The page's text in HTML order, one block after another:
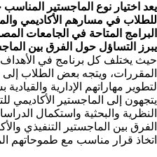
أبرز الجامعات المصرية التي تقدم
الأوراق المطلوبة للتقديم في
للوافدين
الأوراق المطلوبة للتقديم في
مواعيد التقديم لبرامج
هل شهادات الماجستير
دوليًا؟
خطوات التسجيل للدراسة في
الأسئلة الشائعة حول الفرق
والاكاديمي
يعد اختيار نوع الماجستير
للطلاب في مسارهم الأكاديمي
البرامج المتاحة في الجامعات
يبرز التساؤل حول الفرق بين
حيث يختلف كل برنامج في
المقررات، ويتجه بعض الطلاب إلى
لتطوير مهاراتهم الإدارية
يتجهون إلى الماجستير الأكاديمي
النظرية والبحثية واستكمال
الفرق بين الماجستير التنفيذي
اتخاذ قرار مناسب مع طموحاتهم